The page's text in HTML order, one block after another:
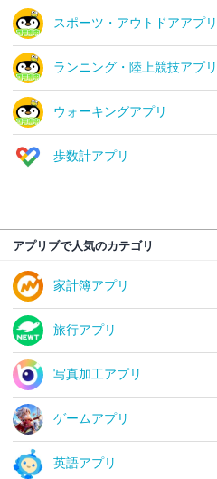
スポーツ・アウトドアアプリ
ランニング・陸上競技アプリ
ウォーキングアプリ
歩数計アプリ
アプリブで人気のカテゴリ
家計簿アプリ
旅行アプリ
写真加工アプリ
ゲームアプリ
英語アプリ